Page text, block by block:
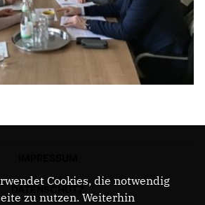
Cookies, die notwendig
zu nutzen. Weiterhin